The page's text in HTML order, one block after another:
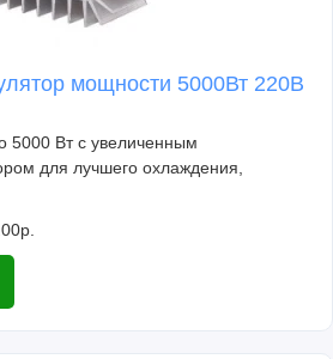
мощности 5000Вт 220В
5000 Вт с увеличенным
для лучшего охлаждения,